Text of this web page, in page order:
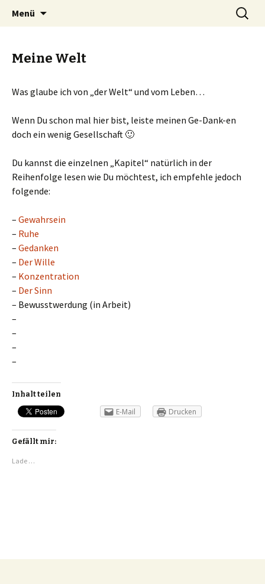
Wissen Macht Bewusstsein
Erwachtes Bewusstsein im Wandel der Zeit
Menü
Suchen
nach:
Meine Welt
Was glaube ich von „der Welt“ und vom Leben…
Wenn Du schon mal hier bist, leiste meinen Ge-Dank-en
doch ein wenig Gesellschaft 🙂
Du kannst die einzelnen „Kapitel“ natürlich in der
Reihenfolge lesen wie Du möchtest, ich empfehle jedoch
folgende:
– Gewahrsein
– Ruhe
– Gedanken
– Der Wille
– Konzentration
– Der Sinn
– Bewusstwerdung (in Arbeit)
–
–
–
–
Inhalt teilen
E-Mail Drucken
Gefällt mir:
Lade …